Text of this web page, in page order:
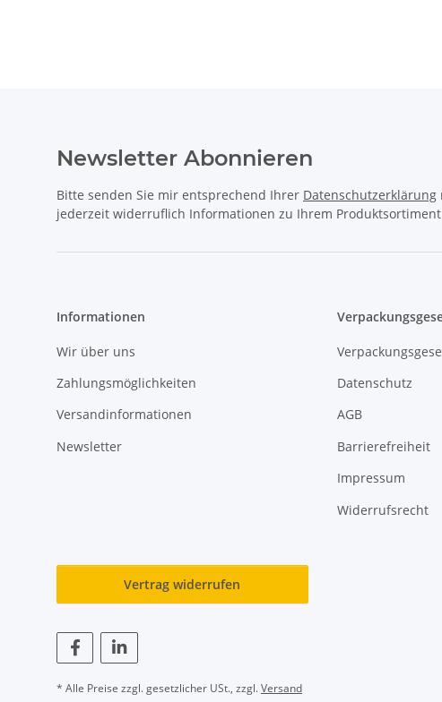
Newsletter Abonnieren
Bitte senden Sie mir entsprechend Ihrer Datenschutzerklärung
jederzeit widerruflich Informationen zu Ihrem
Informationen
Wir über uns
Zahlungsmöglichkeiten
Versandinformationen
Newsletter
Datenschutz
AGB
Barrierefreiheit
Impressum
Widerrufsrecht
Vertrag widerrufen
* Alle Preise zzgl. gesetzlicher USt., zzgl.Versand